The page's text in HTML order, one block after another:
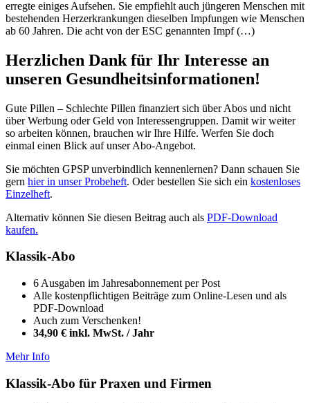
erregte einiges Aufsehen. Sie empfiehlt auch jüngeren Menschen mit
bestehenden Herz­erkrankungen dieselben Impfungen wie Menschen
ab 60 Jahren. Die acht von der ESC genannten Impf (…)
Herzlichen Dank für Ihr Interesse an
unseren Gesundheitsinformationen!
Gute Pillen – Schlechte Pillen finanziert sich über Abos und nicht
über Werbung oder Geld von Interessengruppen. Damit wir weiter
so arbeiten können, brauchen wir Ihre Hilfe. Werfen Sie doch
einmal einen Blick auf unser Abo-Angebot.
Sie möchten GPSP unverbindlich kennenlernen? Dann schauen Sie
gern hier in unser Probeheft. Oder bestellen Sie sich ein kostenloses
Einzelheft.
Alternativ können Sie diesen Beitrag auch als PDF-Download
kaufen.
Klassik-Abo
6 Ausgaben im Jahresabonnement per Post
Alle kostenpflichtigen Beiträge zum Online-Lesen und als
PDF-Download
Auch zum Verschenken!
34,90 € inkl. MwSt. / Jahr
Mehr Info
Klassik-Abo für Praxen und Firmen